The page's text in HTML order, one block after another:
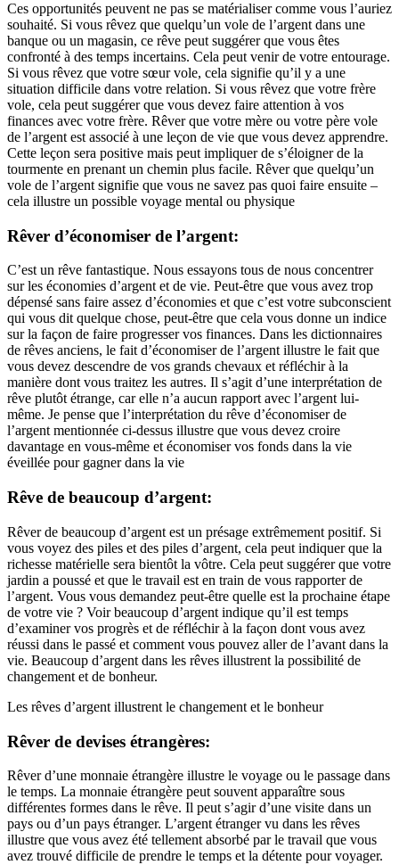
Ces opportunités peuvent ne pas se matérialiser comme vous l’auriez
souhaité. Si vous rêvez que quelqu’un vole de l’argent dans une
banque ou un magasin, ce rêve peut suggérer que vous êtes
confronté à des temps incertains. Cela peut venir de votre entourage.
Si vous rêvez que votre sœur vole, cela signifie qu’il y a une
situation difficile dans votre relation. Si vous rêvez que votre frère
vole, cela peut suggérer que vous devez faire attention à vos
finances avec votre frère. Rêver que votre mère ou votre père vole
de l’argent est associé à une leçon de vie que vous devez apprendre.
Cette leçon sera positive mais peut impliquer de s’éloigner de la
tourmente en prenant un chemin plus facile. Rêver que quelqu’un
vole de l’argent signifie que vous ne savez pas quoi faire ensuite –
cela illustre un possible voyage mental ou physique
Rêver d’économiser de l’argent:
C’est un rêve fantastique. Nous essayons tous de nous concentrer
sur les économies d’argent et de vie. Peut-être que vous avez trop
dépensé sans faire assez d’économies et que c’est votre subconscient
qui vous dit quelque chose, peut-être que cela vous donne un indice
sur la façon de faire progresser vos finances. Dans les dictionnaires
de rêves anciens, le fait d’économiser de l’argent illustre le fait que
vous devez descendre de vos grands chevaux et réfléchir à la
manière dont vous traitez les autres. Il s’agit d’une interprétation de
rêve plutôt étrange, car elle n’a aucun rapport avec l’argent lui-
même. Je pense que l’interprétation du rêve d’économiser de
l’argent mentionnée ci-dessus illustre que vous devez croire
davantage en vous-même et économiser vos fonds dans la vie
éveillée pour gagner dans la vie
Rêve de beaucoup d’argent:
Rêver de beaucoup d’argent est un présage extrêmement positif. Si
vous voyez des piles et des piles d’argent, cela peut indiquer que la
richesse matérielle sera bientôt la vôtre. Cela peut suggérer que votre
jardin a poussé et que le travail est en train de vous rapporter de
l’argent. Vous vous demandez peut-être quelle est la prochaine étape
de votre vie ? Voir beaucoup d’argent indique qu’il est temps
d’examiner vos progrès et de réfléchir à la façon dont vous avez
réussi dans le passé et comment vous pouvez aller de l’avant dans la
vie. Beaucoup d’argent dans les rêves illustrent la possibilité de
changement et de bonheur.
Les rêves d’argent illustrent le changement et le bonheur
Rêver de devises étrangères:
Rêver d’une monnaie étrangère illustre le voyage ou le passage dans
le temps. La monnaie étrangère peut souvent apparaître sous
différentes formes dans le rêve. Il peut s’agir d’une visite dans un
pays ou d’un pays étranger. L’argent étranger vu dans les rêves
illustre que vous avez été tellement absorbé par le travail que vous
avez trouvé difficile de prendre le temps et la détente pour voyager.